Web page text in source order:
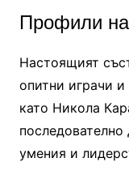
Профили на
Настоящият
опитни играчи
като Никола
умения и